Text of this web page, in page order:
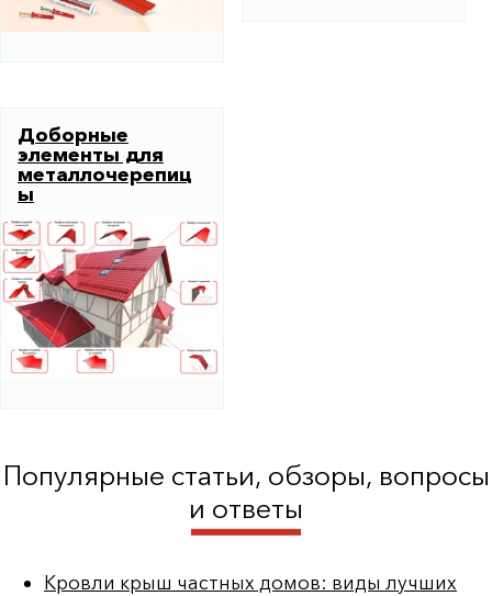
Доборные
элементы для
металлочерепиц
ы
Популярные статьи, обзоры, вопросы
и ответы
Кровли крыш частных домов: виды лучших